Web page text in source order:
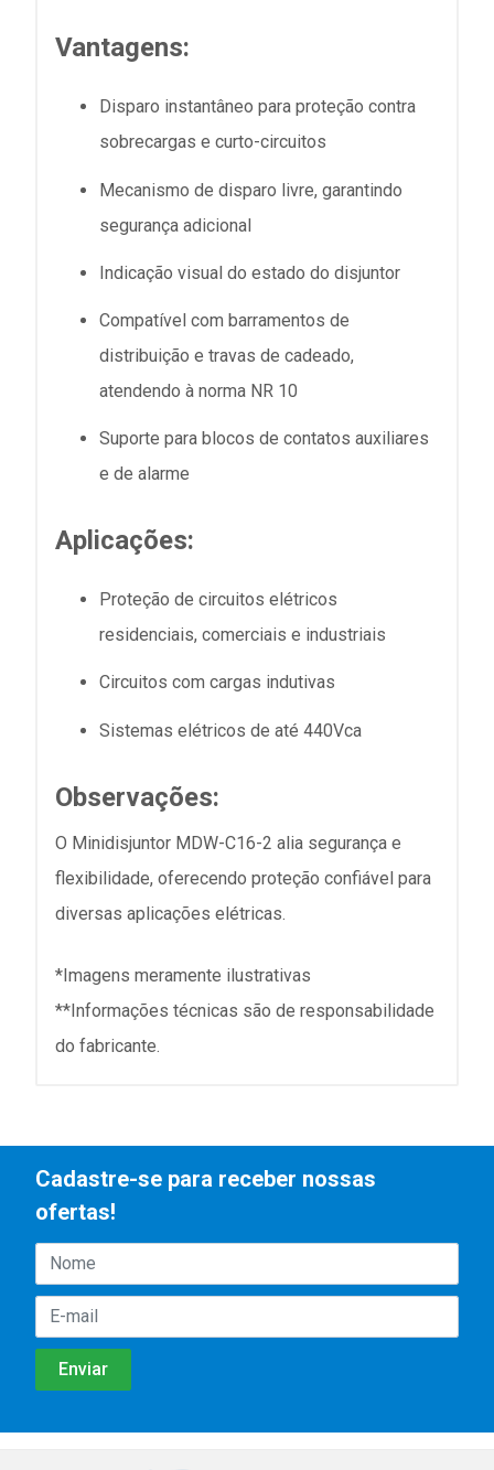
Vantagens:
Disparo instantâneo para proteção contra
sobrecargas e curto-circuitos
Mecanismo de disparo livre, garantindo
segurança adicional
Indicação visual do estado do disjuntor
Compatível com barramentos de
distribuição e travas de cadeado,
atendendo à norma NR 10
Suporte para blocos de contatos auxiliares
e de alarme
Aplicações:
Proteção de circuitos elétricos
residenciais, comerciais e industriais
Circuitos com cargas indutivas
Sistemas elétricos de até 440Vca
Observações:
O Minidisjuntor MDW-C16-2 alia segurança e
flexibilidade, oferecendo proteção confiável para
diversas aplicações elétricas.
*Imagens meramente ilustrativas
**Informações técnicas são de responsabilidade
do fabricante.
Cadastre-se para receber nossas
ofertas!